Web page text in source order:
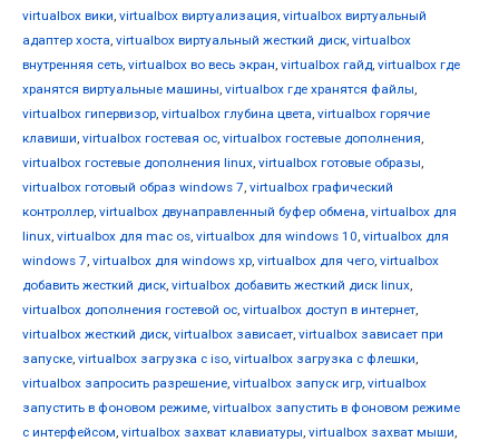
virtualbox вики, virtualbox виртуализация, virtualbox виртуальный
адаптер хоста, virtualbox виртуальный жесткий диск, virtualbox
внутренняя сеть, virtualbox во весь экран, virtualbox гайд, virtualbox где
хранятся виртуальные машины, virtualbox где хранятся файлы,
virtualbox гипервизор, virtualbox глубина цвета, virtualbox горячие
клавиши, virtualbox гостевая ос, virtualbox гостевые дополнения,
virtualbox гостевые дополнения linux, virtualbox готовые образы,
virtualbox готовый образ windows 7, virtualbox графический
контроллер, virtualbox двунаправленный буфер обмена, virtualbox для
linux, virtualbox для mac os, virtualbox для windows 10, virtualbox для
windows 7, virtualbox для windows xp, virtualbox для чего, virtualbox
добавить жесткий диск, virtualbox добавить жесткий диск linux,
virtualbox дополнения гостевой ос, virtualbox доступ в интернет,
virtualbox жесткий диск, virtualbox зависает, virtualbox зависает при
запуске, virtualbox загрузка с iso, virtualbox загрузка с флешки,
virtualbox запросить разрешение, virtualbox запуск игр, virtualbox
запустить в фоновом режиме, virtualbox запустить в фоновом режиме
с интерфейсом, virtualbox захват клавиатуры, virtualbox захват мыши,